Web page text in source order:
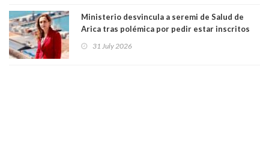
Ministerio desvincula a seremi de Salud de
Arica tras polémica por pedir estar inscritos
Ya son 29 seremis despedidos desde el 11 de
31 July 2026